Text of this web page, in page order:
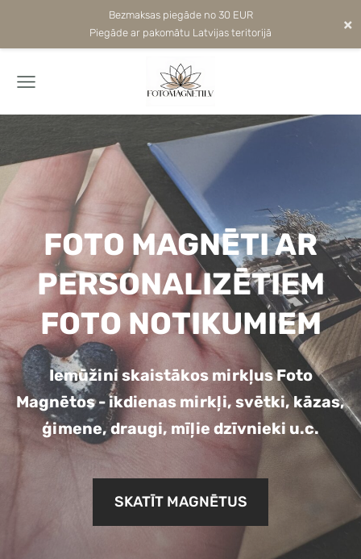
Bezmaksas piegāde no 30 EUR
Piegāde ar pakomātu Latvijas teritorijā
×
FOTO MAGNĒTI AR
PERSONALIZĒTIEM
FOTO NOTIKUMIEM
Iemūžini skaistākos mirkļus Foto
Magnētos - ikdienas mirkļi, svētki, kāzas,
ģimene, draugi, mīļie dzīvnieki u.c.
​SKATĪT MAGNĒTUS​